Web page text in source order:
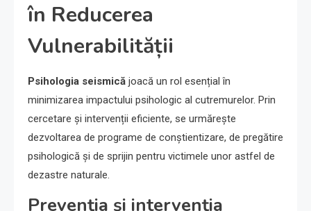
în Reducerea
Vulnerabilității
Psihologia seismică joacă un rol esențial în
minimizarea impactului psihologic al cutremurelor. Prin
cercetare și intervenții eficiente, se urmărește
dezvoltarea de programe de conștientizare, de pregătire
psihologică și de sprijin pentru victimele unor astfel de
dezastre naturale.
Prevenția și intervenția